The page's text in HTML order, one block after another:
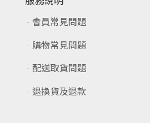
會員常見問題
購物常見問題
配送取貨問題
退換貨及退款